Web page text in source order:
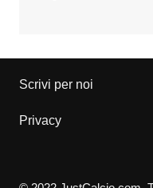
Scrivi per noi
Privacy